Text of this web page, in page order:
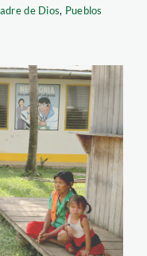
de Dios, Pueblos